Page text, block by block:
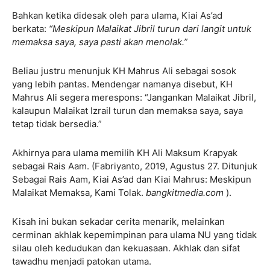
Bahkan ketika didesak oleh para ulama, Kiai As’ad
berkata: “Meskipun Malaikat Jibril turun dari langit untuk
memaksa saya, saya pasti akan menolak.”
Beliau justru menunjuk KH Mahrus Ali sebagai sosok
yang lebih pantas. Mendengar namanya disebut, KH
Mahrus Ali segera merespons: “Jangankan Malaikat Jibril,
kalaupun Malaikat Izrail turun dan memaksa saya, saya
tetap tidak bersedia.”
Akhirnya para ulama memilih KH Ali Maksum Krapyak
sebagai Rais Aam. (Fabriyanto, 2019, Agustus 27. Ditunjuk
Sebagai Rais Aam, Kiai As’ad dan Kiai Mahrus: Meskipun
Malaikat Memaksa, Kami Tolak. bangkitmedia.com ).
Kisah ini bukan sekadar cerita menarik, melainkan
cerminan akhlak kepemimpinan para ulama NU yang tidak
silau oleh kedudukan dan kekuasaan. Akhlak dan sifat
tawadhu menjadi patokan utama.